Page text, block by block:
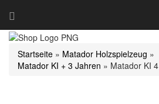
Startseite » Matador Holzspielzeug »
Matador KI + 3 Jahren » Matador KI 4